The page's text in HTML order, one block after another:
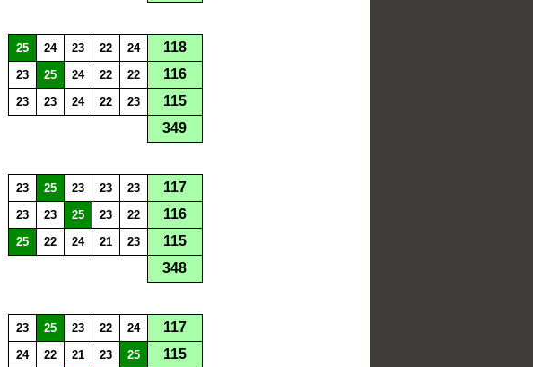
25 24 23 22 24 118
23 25 24 22 22 116
23 23 24 22 23
115
349
23 25 23 23 23 117
23 23 25 23 22 116
25 22 24 21 23
115
348
23 25 23 22 24 117
24 22 21 23 25 115